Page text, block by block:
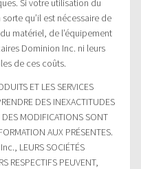
Si votre utilisation du
qu’il est nécessaire de
matériel, de l’équipement
Dominion Inc. ni leurs
de ces coûts.
ET LES SERVICES
DES INEXACTITUDES
MODIFICATIONS SONT
AUX PRÉSENTES.
LEURS SOCIÉTÉS
RESPECTIFS PEUVENT,